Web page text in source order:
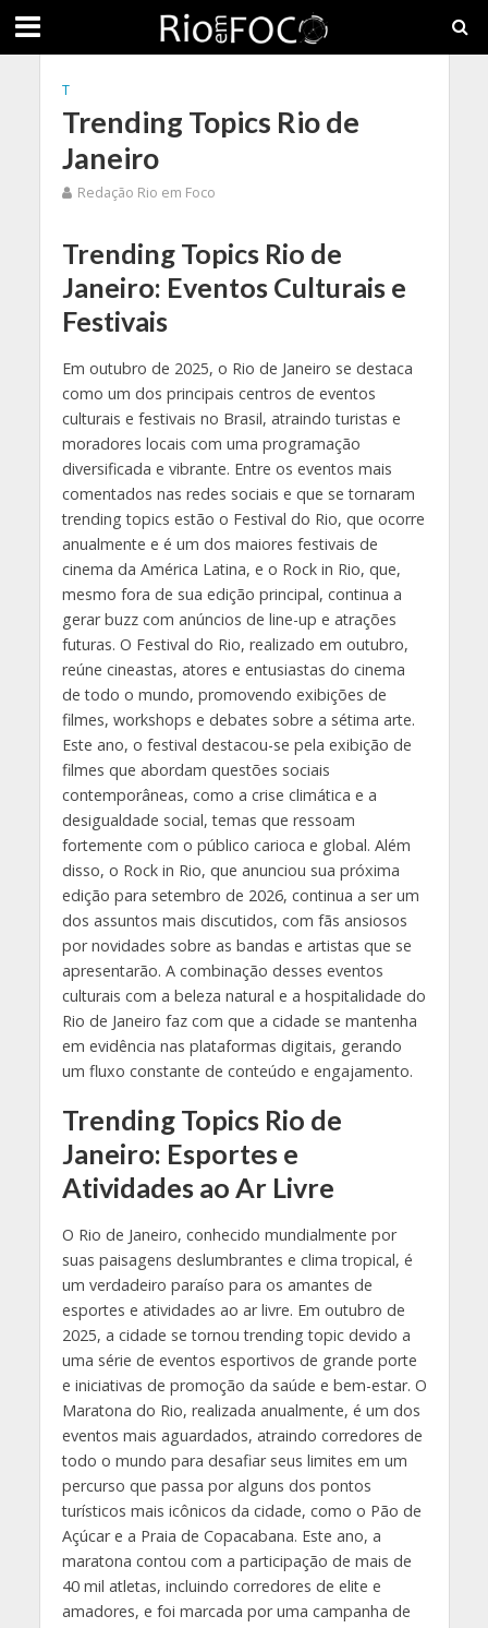
T
Trending Topics Rio de
Janeiro
Redação Rio em Foco
Trending Topics Rio de
Janeiro: Eventos Culturais e
Festivais
Em outubro de 2025, o Rio de Janeiro se destaca
como um dos principais centros de eventos
culturais e festivais no Brasil, atraindo turistas e
moradores locais com uma programação
diversificada e vibrante. Entre os eventos mais
comentados nas redes sociais e que se tornaram
trending topics estão o Festival do Rio, que ocorre
anualmente e é um dos maiores festivais de
cinema da América Latina, e o Rock in Rio, que,
mesmo fora de sua edição principal, continua a
gerar buzz com anúncios de line-up e atrações
futuras. O Festival do Rio, realizado em outubro,
reúne cineastas, atores e entusiastas do cinema
de todo o mundo, promovendo exibições de
filmes, workshops e debates sobre a sétima arte.
Este ano, o festival destacou-se pela exibição de
filmes que abordam questões sociais
contemporâneas, como a crise climática e a
desigualdade social, temas que ressoam
fortemente com o público carioca e global. Além
disso, o Rock in Rio, que anunciou sua próxima
edição para setembro de 2026, continua a ser um
dos assuntos mais discutidos, com fãs ansiosos
por novidades sobre as bandas e artistas que se
apresentarão. A combinação desses eventos
culturais com a beleza natural e a hospitalidade do
Rio de Janeiro faz com que a cidade se mantenha
em evidência nas plataformas digitais, gerando
um fluxo constante de conteúdo e engajamento.
Trending Topics Rio de
Janeiro: Esportes e
Atividades ao Ar Livre
O Rio de Janeiro, conhecido mundialmente por
suas paisagens deslumbrantes e clima tropical, é
um verdadeiro paraíso para os amantes de
esportes e atividades ao ar livre. Em outubro de
2025, a cidade se tornou trending topic devido a
uma série de eventos esportivos de grande porte
e iniciativas de promoção da saúde e bem-estar. O
Maratona do Rio, realizada anualmente, é um dos
eventos mais aguardados, atraindo corredores de
todo o mundo para desafiar seus limites em um
percurso que passa por alguns dos pontos
turísticos mais icônicos da cidade, como o Pão de
Açúcar e a Praia de Copacabana. Este ano, a
maratona contou com a participação de mais de
40 mil atletas, incluindo corredores de elite e
amadores, e foi marcada por uma campanha de